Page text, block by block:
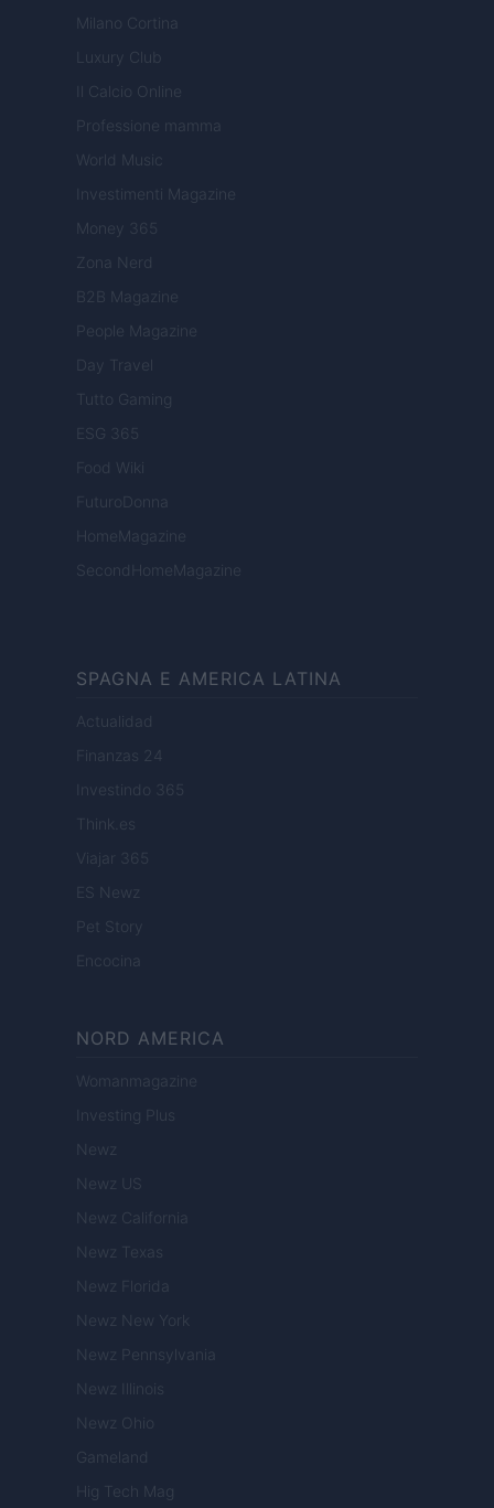
Milano Cortina
Luxury Club
Il Calcio Online
Professione mamma
World Music
Investimenti Magazine
Money 365
Zona Nerd
B2B Magazine
People Magazine
Day Travel
Tutto Gaming
ESG 365
Food Wiki
FuturoDonna
HomeMagazine
SecondHomeMagazine
SPAGNA E AMERICA LATINA
Actualidad
Finanzas 24
Investindo 365
Think.es
Viajar 365
ES Newz
Pet Story
Encocina
NORD AMERICA
Womanmagazine
Investing Plus
Newz
Newz US
Newz California
Newz Texas
Newz Florida
Newz New York
Newz Pennsylvania
Newz Illinois
Newz Ohio
Gameland
Hig Tech Mag